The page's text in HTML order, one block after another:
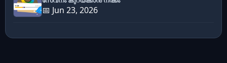
📅 Jun 23, 2026